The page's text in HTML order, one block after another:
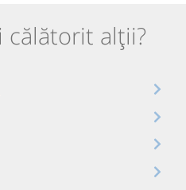
călătorit alții?